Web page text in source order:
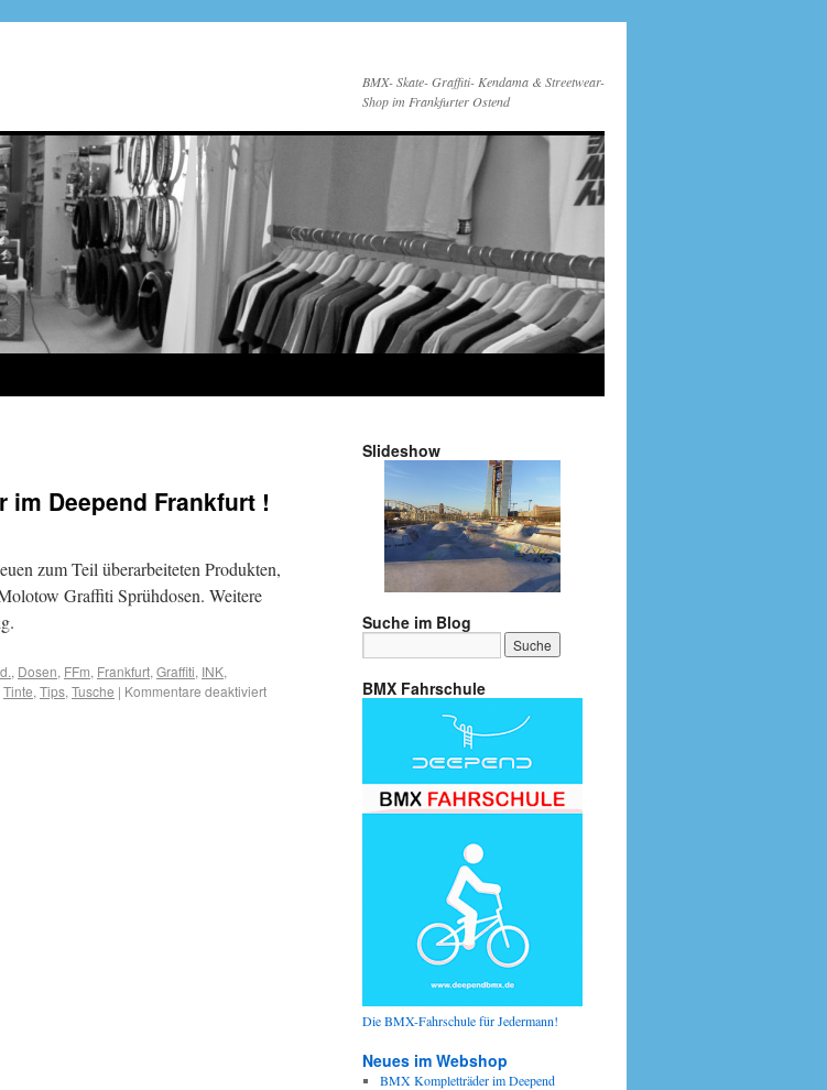
BMX- Skate- Graffiti- Kendama & Streetwear-
Shop im Frankfurter Ostend
im Deepend Frankfurt !
zum Teil überarbeiteten Produkten,
Graffiti Sprühdosen. Weitere
, Dosen, FFm, Frankfurt, Graffiti, INK,
Tinte, Tips, Tusche | Kommentare deaktiviert
Slideshow
Suche im Blog
BMX Fahrschule
Die BMX-Fahrschule für Jedermann!
Neues im Webshop
BMX Kompletträder im Deepend